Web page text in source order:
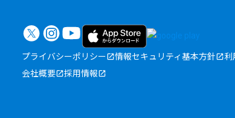
プライバシーポリシー 情報セキュリティ基本方針 利
会社概要
採用情報